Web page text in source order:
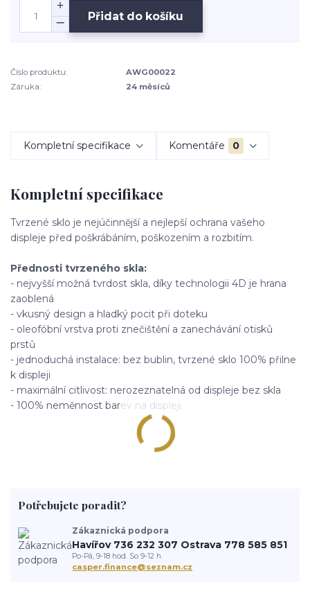
Přidat do košíku
Číslo produktu:
AWG00022
Záruka:
24 měsíců
Kompletní specifikace Komentáře 0
Kompletní specifikace
Tvrzené sklo je nejúčinnější a nejlepší ochrana vašeho
displeje před poškrábáním, poškozením a rozbitím.
Přednosti tvrzeného skla:
- nejvyšší možná tvrdost skla, díky technologii 4D je hrana
zaoblená
- vkusný design a hladký pocit při doteku
- oleofóbní vrstva proti znečištění a zanechávání otisků
prstů
- jednoduchá instalace: bez bublin, tvrzené sklo 100% přilne
k displeji
- maximální citlivost: nerozeznatelná od displeje bez skla
- 100% neměnnost barev na displeji
Potřebujete poradit?
Zákaznická podpora
Havířov 736 232 307 Ostrava 778 585 851
Po-Pá, 9-18 hod. So 9-12 h.
casper.finance@seznam.cz